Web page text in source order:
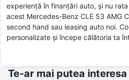
experiență în finanțări auto, și nu
acest Mercedes-Benz CLE 53 AMG
second hand sau leasing auto noi.
personalizate și începe călătoria ta
Te-ar mai putea interesa